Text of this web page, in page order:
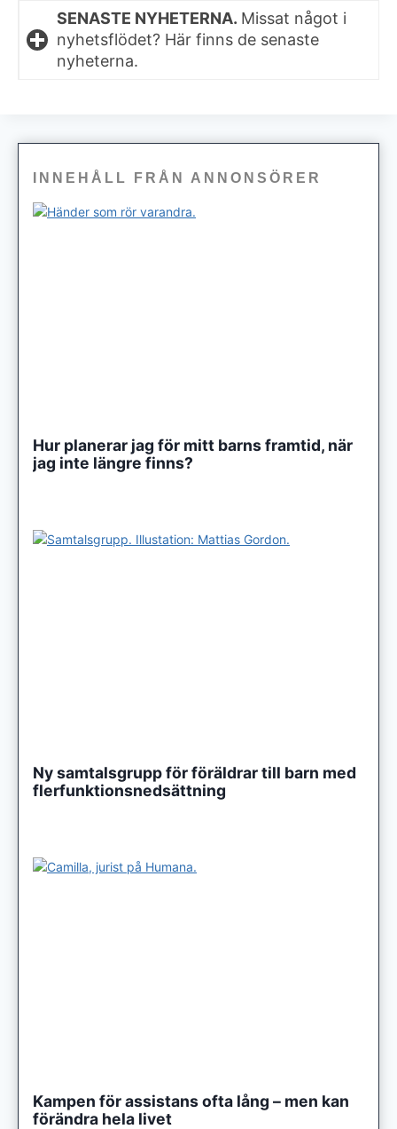
SENASTE NYHETERNA. Missat något i
nyhetsflödet? Här finns de senaste
nyheterna.
INNEHÅLL FRÅN ANNONSÖRER
Hur planerar jag för mitt barns framtid, när
jag inte längre finns?
Ny samtalsgrupp för föräldrar till barn med
flerfunktionsnedsättning
Kampen för assistans ofta lång – men kan
förändra hela livet